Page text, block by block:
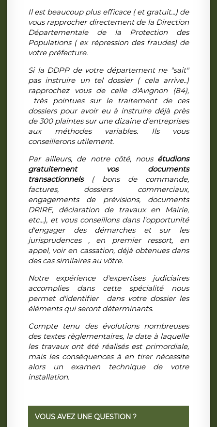
Il est beaucoup plus efficace ( et gratuit...) de
vous rapprocher directement de la Direction
Départementale de la Protection des
Populations ( ex répression des fraudes) de
votre préfecture.
Si la DDPP de votre département ne "sait"
pas instruire un tel dossier ( cela arrive..)
rapprochez vous de celle d'Avignon (84),
très pointues sur le traitement de ces
dossiers pour avoir eu à instruire déjà près
de 300 plaintes sur une dizaine d'entreprises
aux méthodes variables. Ils vous
conseillerons utilement.
Par ailleurs, de notre côté, nous étudions
gratuitement vos documents
transactionnels( bons de commande,
factures, dossiers commerciaux,
engagements de prévisions, documents
DRIRE, déclaration de travaux en Mairie,
etc...), et vous conseillons dans l'opportunité
d'engager des démarches et sur les
jurisprudences , en premier ressort, en
appel, voir en cassation, déjà obtenues dans
des cas similaires au vôtre.
Notre expérience d'expertises judiciaires
accomplies dans cette spécialité nous
permet d'identifier dans votre dossier les
éléments qui seront déterminants.
Compte tenu des évolutions nombreuses
des textes règlementaires, la date à laquelle
les travaux ont été réalisés est primordiale,
mais les conséquences à en tirer nécessite
alors un examen technique de votre
installation.
VOUS AVEZ UNE QUESTION ?